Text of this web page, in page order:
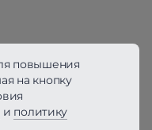
HomeHit
повышения
на кнопку
и политику